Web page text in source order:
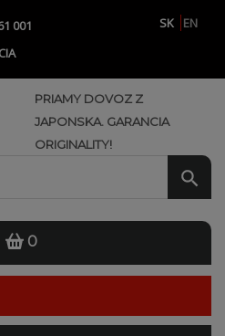
001 SK
EN
PRIAMY DOVOZ Z
JAPONSKA. GARANCIA
ORIGINALITY!
0